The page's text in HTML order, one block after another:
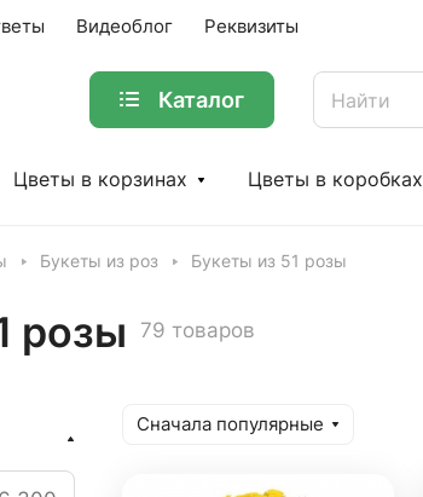
Видеоблог Реквизиты
Каталог
Цветы в корзинах Цветы в коробках
Букеты из роз Букеты из 51 розы
розы 79 товаров
Сначала популярные